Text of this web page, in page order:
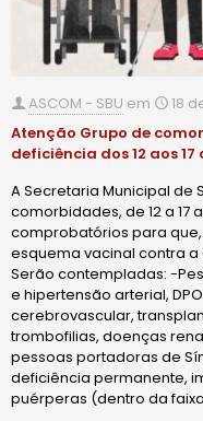
ASCOM - SBU em
18
Atenção Grupo de
deficiência dos 12 aos 17
A Secretaria Municipal de
comorbidades, de 12 a 17
comprobatórios para
esquema vacinal contra a
Serão contempladas: -
e hipertensão arterial,
cerebrovascular,
trombofilias, doenças
pessoas portadoras de
deficiência permanente,
puérperas (dentro da